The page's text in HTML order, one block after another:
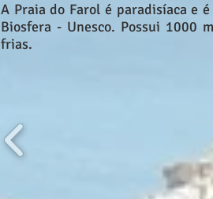
A Praia do Farol é paradisíaca e
Biosfera - Unesco. Possui 1000
frias.